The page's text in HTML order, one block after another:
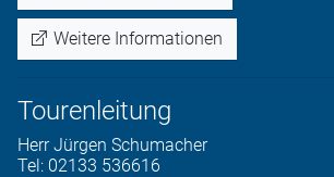
Weitere Informationen
Tourenleitung
Herr Jürgen Schumacher
Tel: 02133 536616